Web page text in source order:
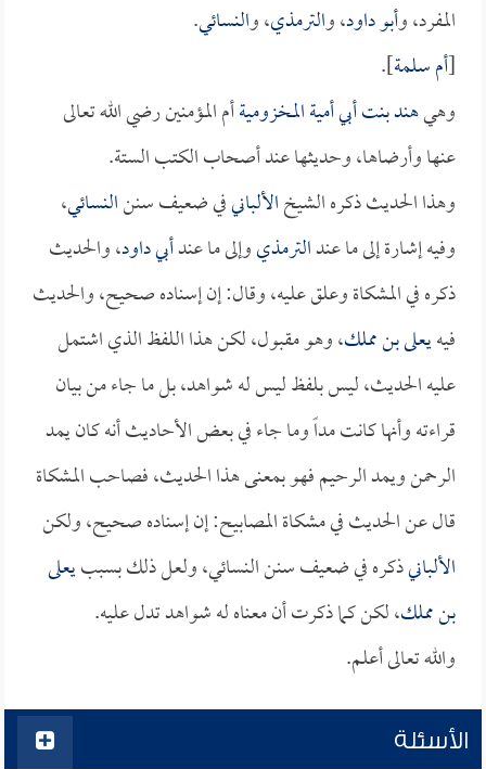
المفرد، وأبو داود، والترمذي، والنسائي.
[أم سلمة].
وهيهند بنت أبي أمية المخزوميةأم المؤمنين رضي الله تعالى
عنها وأرضاها، وحديثها عند أصحاب الكتب الستة.
وهذا الحديث ذكره الشيخالألبانيفي ضعيف سننالنسائي،
وفيه إشارة إلى ما عندالترمذيوإلى ما عندأبي داود، والحديث
ذكره في المشكاة وعلق عليه، وقال: إن إسناده صحيح، والحديث
فيهيعلى بن مملك، وهو مقبول، لكن هذا اللفظ الذي اشتمل
عليه الحديث، ليس بلفظ ليس له شواهد، بل ما جاء من بيان
قراءته وأنها كانت مداً وما جاء في بعض الأحاديث أنه كان يمد
الرحمن ويمد الرحيم فهو بمعنى هذا الحديث، فصاحب المشكاة
قال عن الحديث في مشكاة المصابيح: إن إسناده صحيح، ولكن
الألبانيذكره في ضعيف سنن النسائي، ولعل ذلك بسببيعلى
بن مملك، لكن كما ذكرت أن معناه له شواهد تدل عليه.
والله تعالى أعلم.
الأسئلة